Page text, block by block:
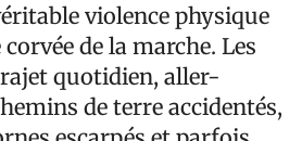
violence physique
de la marche. Les
quotidien, aller-
de terre accidentés,